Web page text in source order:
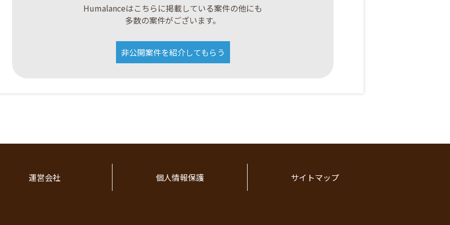
Humalanceはこちらに掲載している案件の他にも
多数の案件がございます。
非公開案件を紹介してもらう
運営会社 個人情報保護 サイトマップ